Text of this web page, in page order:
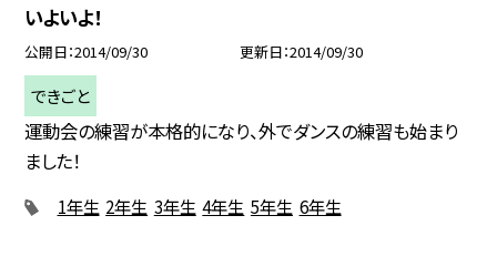
いよいよ！
公開日 2014/09/30 更新日 2014/09/30
できごと
運動会の練習が本格的になり、外でダンスの練習も始まり
ました！
1年生 2年生 3年生 4年生 5年生 6年生